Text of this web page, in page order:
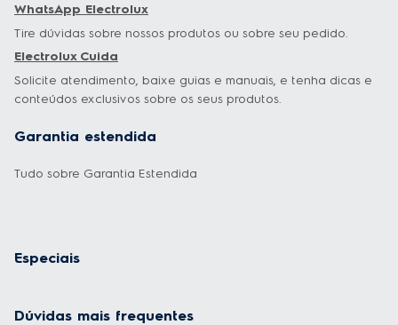
WhatsApp Electrolux
Tire dúvidas sobre nossos produtos ou sobre seu pedido.
Electrolux Cuida
Solicite atendimento, baixe guias e manuais, e tenha dicas e
conteúdos exclusivos sobre os seus produtos.
Garantia estendida
Tudo sobre Garantia Estendida
Especiais
Dúvidas mais frequentes